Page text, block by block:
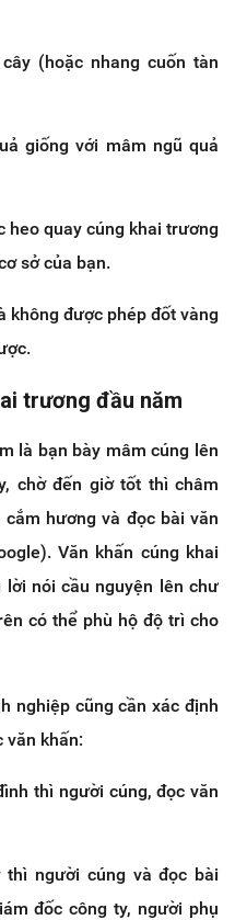
(hoặc nhang cuốn tàn
giống với mâm ngũ quả
heo quay cúng khai trương
sở của bạn.
không được phép đốt vàng
trương đầu năm
là bạn bày mâm cúng lên
chờ đến giờ tốt thì châm
hương và đọc bài văn
Văn khấn cúng khai
nói cầu nguyện lên chư
có thể phù hộ độ trì cho
nghiệp cũng cần xác định
văn khấn:
thì người cúng, đọc văn
người cúng và đọc bài
đốc công ty, người phụ